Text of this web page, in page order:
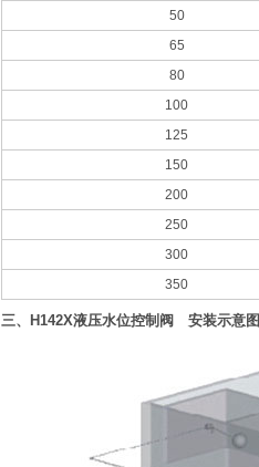
50
65
80
100
125
150
200
250
300
350
三、H142X液压水位控制阀 安装示意图